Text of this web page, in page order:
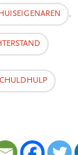
HUISEIGENAREN ,